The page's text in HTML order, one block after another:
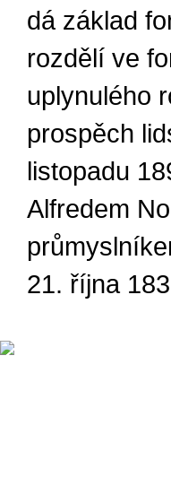
dá základ
rozdělí ve
uplynulého
prospěch
listopadu
Alfredem
21. října